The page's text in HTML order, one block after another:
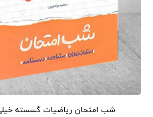
شب امتحان ریاضیات گسسته